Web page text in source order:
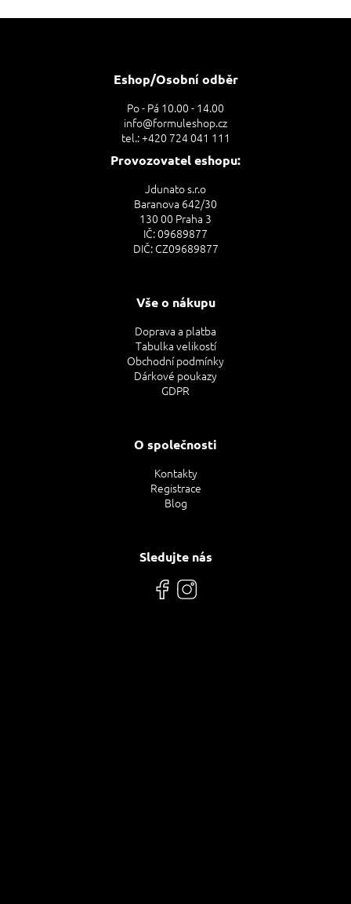
Eshop/Osobní odběr
Po - Pá 10.00 - 14.00
info@formuleshop.cz
tel.: +420 724 041 111
Provozovatel eshopu:
Jdunato s.r.o
Baranova 642/30
130 00 Praha 3
IČ: 09689877
DIČ: CZ09689877
Vše o nákupu
Doprava a platba
Tabulka velikostí
Obchodní podmínky
Dárkové poukazy
GDPR
O společnosti
Kontakty
Registrace
Blog
Sledujte nás